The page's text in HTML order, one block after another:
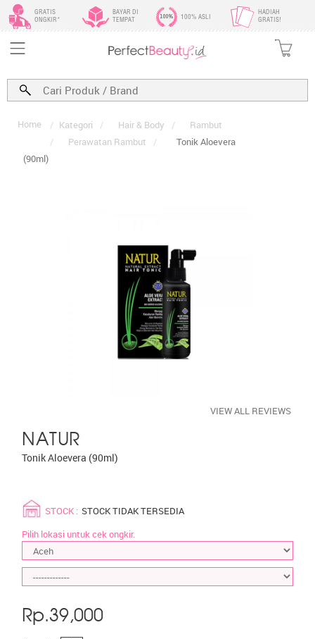
GRATIS
ONGKIR*
BAYAR DI
TEMPAT
100% ASLI
HADIAH
GRATIS!
Home / Kategori / Hair & Body /
Rambut
/
Perawatan Rambut /
Tonik Aloevera
(90ml)
NATUR
Tonik Aloevera (90ml)
VIEW ALL REVIEWS
STOCK : STOCK TIDAK TERSEDIA
Pilih lokasi untuk cek ongkir.
Rp.39,000